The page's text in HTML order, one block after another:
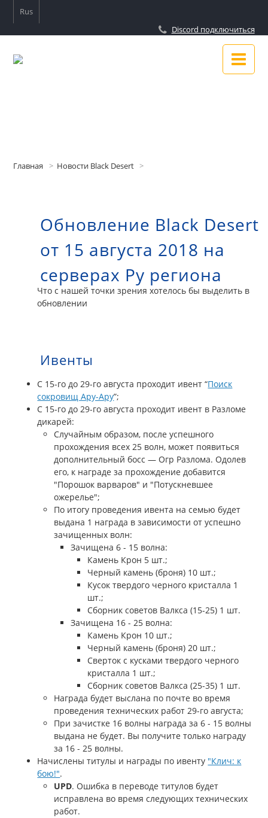
Rus
Discord подключиться
О сайте
Главная Новости Black Desert
Обновление Black Desert
от 15 августа 2018 на
серверах Ру региона
Что с нашей точки зрения хотелось бы выделить в
обновлении
Ивенты
С 15-го до 29-го августа проходит ивент “Поиск
сокровищ Ару-Ару”;
С 15-го до 29-го августа проходит ивент в Разломе
дикарей:
Случайным образом, после успешного
прохождения всех 25 волн, может появиться
дополнительный босс — Огр Разлома. Одолев
его, к награде за прохождение добавится
"Порошок варваров" и "Потускневшее
ожерелье";
По итогу проведения ивента на семью будет
выдана 1 награда в зависимости от успешно
зачищенных волн:
Зачищена 6 - 15 волна:
Камень Крон 5 шт.;
Черный камень (броня) 10 шт.;
Кусок твердого черного кристалла 1
шт.;
Сборник советов Валкса (15-25) 1 шт.
Зачищена 16 - 25 волна:
Камень Крон 10 шт.;
Черный камень (броня) 20 шт.;
Сверток с кусками твердого черного
кристалла 1 шт.;
Сборник советов Валкса (25-35) 1 шт.
Награда будет выслана по почте во время
проведения технических работ 29-го августа;
При зачистке 16 волны награда за 6 - 15 волны
выдана не будет. Вы получите только награду
за 16 - 25 волны.
Начислены титулы и награды по ивенту "Клич: к
бою!".
UPD. Ошибка в переводе титулов будет
исправлена во время следующих технических
работ.